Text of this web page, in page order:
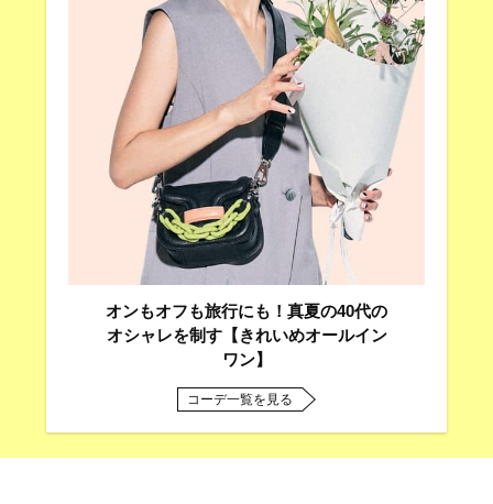
オンもオフも旅行にも！真夏の40代の
オシャレを制す【きれいめオールイン
ワン】
コーデ一覧を見る